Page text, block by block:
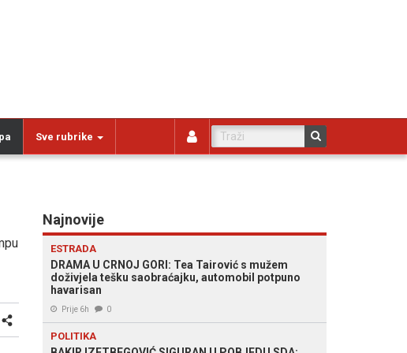
Sve rubrike
Najnovije
ESTRADA
DRAMA U CRNOJ GORI: Tea Tairović s mužem
doživjela tešku saobraćajku, automobil potpuno
havarisan
Prije 6h 0
POLITIKA